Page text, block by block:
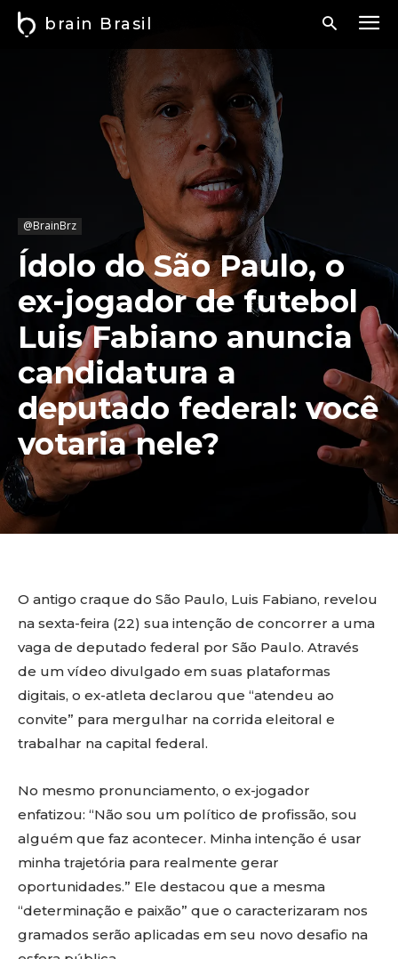
brain Brasil
@BrainBrz
Ídolo do São Paulo, o
ex-jogador de futebol
Luis Fabiano anuncia
candidatura a
deputado federal: você
votaria nele?
O antigo craque do São Paulo, Luis Fabiano, revelou
na sexta-feira (22) sua intenção de concorrer a uma
vaga de deputado federal por São Paulo. Através
de um vídeo divulgado em suas plataformas
digitais, o ex-atleta declarou que “atendeu ao
convite” para mergulhar na corrida eleitoral e
trabalhar na capital federal.
No mesmo pronunciamento, o ex-jogador
enfatizou: “Não sou um político de profissão, sou
alguém que faz acontecer. Minha intenção é usar
minha trajetória para realmente gerar
oportunidades.” Ele destacou que a mesma
“determinação e paixão” que o caracterizaram nos
gramados serão aplicadas em seu novo desafio na